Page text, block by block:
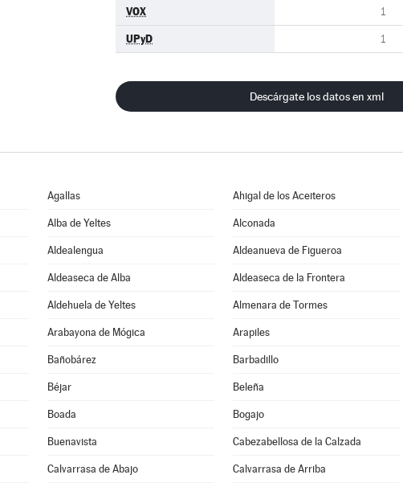
VOX 1
UPyD 1
Descárgate los datos en xml
Agallas Ahigal de los Aceiteros
Alba de Yeltes Alconada
Aldealengua Aldeanueva de Figueroa
Aldeaseca de Alba Aldeaseca de la Frontera
Aldehuela de Yeltes Almenara de Tormes
Arabayona de Mógica Arapiles
Bañobárez Barbadillo
Béjar Beleña
Boada Bogajo
Buenavista Cabezabellosa de la Calzada
Calvarrasa de Abajo Calvarrasa de Arriba